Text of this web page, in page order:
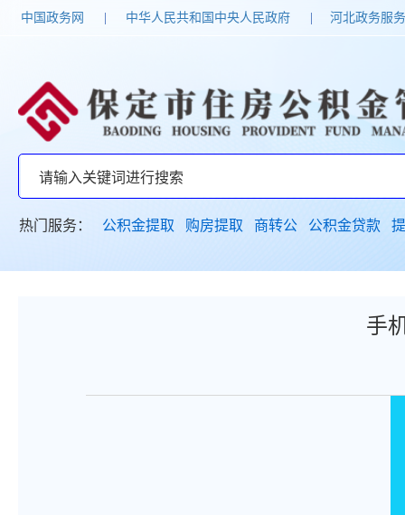
中国政务网 中华人民共和国中央人民政府 河北政务服
热门服务： 公积金提取 购房提取 商转公 公积金贷款
手